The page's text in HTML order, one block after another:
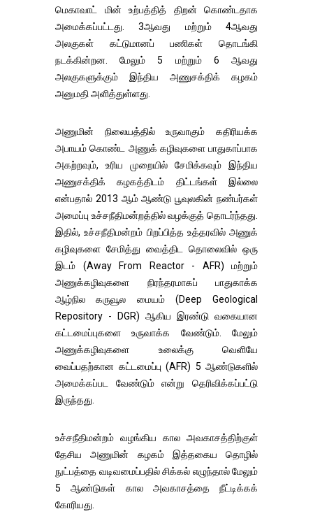
மெகாவாட் மின் உற்பத்தித் திறன் கொண்டதாக
அமைக்கப்பட்டது. 3ஆவது மற்றும் 4ஆவது
அலகுகள் கட்டுமானப் பணிகள் தொடங்கி
நடக்கின்றன. மேலும் 5 மற்றும் 6 ஆவது
அலகுகளுக்கும் இந்திய அணுசக்திக் கழகம்
அனுமதி அளித்துள்ளது.
அணுமின் நிலையத்தில் உருவாகும் கதிரியக்க
அபாயம் கொண்ட அணுக் கழிவுகளை பாதுகாப்பாக
அகற்றவும், உரிய முறையில் சேமிக்கவும் இந்திய
அணுசக்திக் கழகத்திடம் திட்டங்கள் இல்லை
என்பதால் 2013 ஆம் ஆண்டு பூவுலகின் நண்பர்கள்
அமைப்பு உச்சநீதிமன்றத்தில் வழக்குத் தொடர்ந்தது.
இதில், உச்சநீதிமன்றம் பிறப்பித்த உத்தரவில் அணுக்
கழிவுகளை சேமித்து வைத்திட தொலைவில் ஒரு
இடம் (Away From Reactor - AFR) மற்றும்
அணுக்கழிவுகளை நிரந்தரமாகப் பாதுகாக்க
ஆழ்நில கருவூல மையம் (Deep Geological
Repository - DGR) ஆகிய இரண்டு வகையான
கட்டமைப்புகளை உருவாக்க வேண்டும். மேலும்
அணுக்கழிவுகளை உலைக்கு வெளியே
வைப்பதற்கான கட்டமைப்பு (AFR) 5 ஆண்டுகளில்
அமைக்கப்பட வேண்டும் என்று தெரிவிக்கப்பட்டு
இருந்தது.
உச்சநீதிமன்றம் வழங்கிய கால அவகாசத்திற்குள்
தேசிய அணுமின் கழகம் இத்தகைய தொழில்
நுட்பத்தை வடிவமைப்பதில் சிக்கல் எழுந்தால் மேலும்
5 ஆண்டுகள் கால அவகாசத்தை நீட்டிக்கக்
கோரியது.